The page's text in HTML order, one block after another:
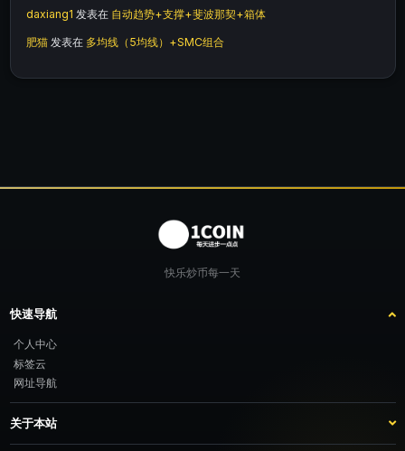
daxiang1 发表在 自动趋势+支撑+斐波那契+箱体
肥猫 发表在 多均线（5均线）+SMC组合
快乐炒币每一天
快速导航
个人中心
标签云
网址导航
关于本站
站点介绍